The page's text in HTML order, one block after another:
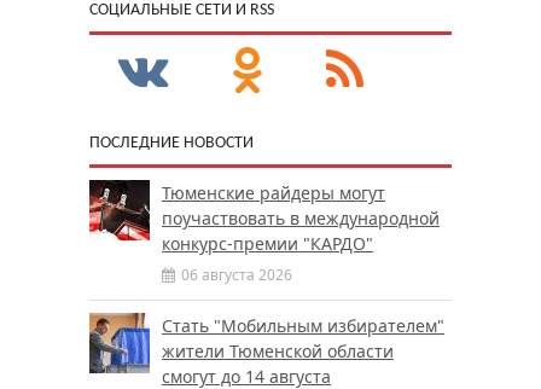
CОЦИАЛЬНЫЕ СЕТИ И RSS
ПОСЛЕДНИЕ НОВОСТИ
Тюменские райдеры могут
поучаствовать в международной
конкурс-премии "КАРДО"
06 августа 2026
Стать "Мобильным избирателем"
жители Тюменской области
смогут до 14 августа